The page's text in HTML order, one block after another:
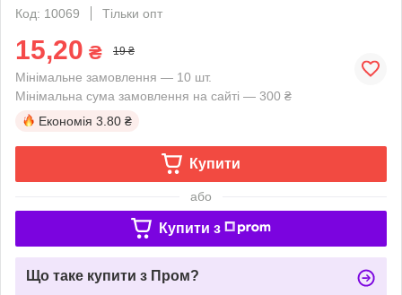
Код: 10069
Тільки опт
15,20 ₴ 19 ₴
Мінімальне замовлення — 10 шт.
Мінімальна сума замовлення на сайті — 300 ₴
Економія 3.80 ₴
Купити
або
Купити з
Що таке купити з Пром?